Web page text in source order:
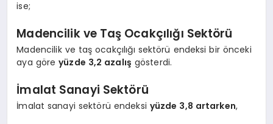
ise;
Madencilik ve Taş Ocakçılığı Sektörü
Madencilik ve taş ocakçılığı sektörü endeksi bir önceki
aya göreyüzde 3,2 azalış gösterdi.
İmalat Sanayi Sektörü
İmalat sanayi sektörü endeksi yüzde 3,8 artarken,